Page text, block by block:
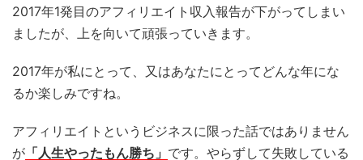
2017年1発目のアフィリエイト収入報告が下がってしまい
ましたが、上を向いて頑張っていきます。
2017年が私にとって、又はあなたにとってどんな年にな
るか楽しみですね。
アフィリエイトというビジネスに限った話ではありません
が 「人生やったもん勝ち」 です。やらずして失敗している